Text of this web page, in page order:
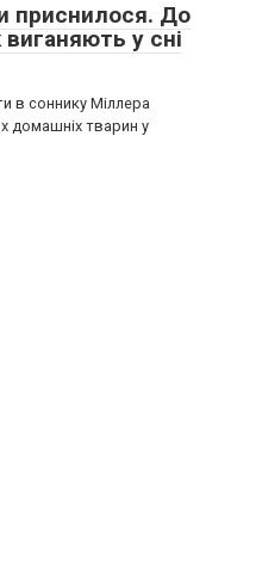
приснилося. До
у сні
в соннику Міллера
домашніх тварин у